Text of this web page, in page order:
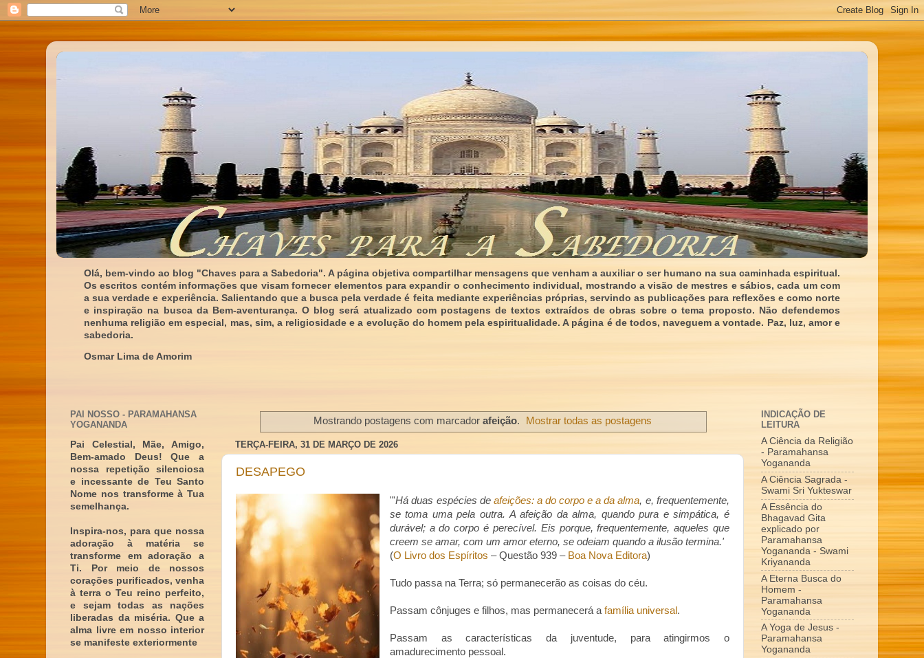
Olá, bem-vindo ao blog "Chaves para a Sabedoria". A página objetiva compartilhar mensagens que venham a auxiliar o ser humano na sua caminhada espiritual.
Os escritos contém informações que visam fornecer elementos para expandir o conhecimento individual, mostrando a visão de mestres e sábios, cada um com
a sua verdade e experiência. Salientando que a busca pela verdade é feita mediante experiências próprias, servindo as publicações para reflexões e como norte
e inspiração na busca da Bem-aventurança. O blog será atualizado com postagens de textos extraídos de obras sobre o tema proposto. Não defendemos
nenhuma religião em especial, mas, sim, a religiosidade e a evolução do homem pela espiritualidade. A página é de todos, naveguem a vontade. Paz, luz, amor e
sabedoria.
Osmar Lima de Amorim
Mostrando postagens com marcador afeição. Mostrar todas as postagens
TERÇA-FEIRA, 31 DE MARÇO DE 2026
DESAPEGO
"'Há duas espécies deafeições: a do corpo e a da alma, e, frequentemente,
se toma uma pela outra. A afeição da alma, quando pura e simpática, é
durável; a do corpo é perecível. Eis porque, frequentemente, aqueles que
creem se amar, com um amor eterno, se odeiam quando a ilusão termina.'
(O Livro dos Espíritos – Questão 939 – Boa Nova Editora)
Tudo passa na Terra; só permanecerão as coisas do céu.
Passam cônjuges e filhos, mas permanecerá a família universal .
Passam as características da juventude, para atingirmos o
amadurecimento pessoal.
PAI NOSSO - PARAMAHANSA
YOGANANDA
Pai Celestial, Mãe, Amigo,
Bem-amado Deus! Que a
nossa repetição silenciosa
e incessante de Teu Santo
Nome nos transforme à Tua
semelhança.
Inspira-nos, para que nossa
adoração à matéria se
transforme em adoração a
Ti. Por meio de nossos
corações purificados, venha
à terra o Teu reino perfeito,
e sejam todas as nações
liberadas da miséria. Que a
alma livre em nosso interior
se manifeste exteriormente
INDICAÇÃO DE
LEITURA
A Ciência da Religião
- Paramahansa
Yogananda
A Ciência Sagrada -
Swami Sri Yukteswar
A Essência do
Bhagavad Gita
explicado por
Paramahansa
Yogananda - Swami
Kriyananda
A Eterna Busca do
Homem -
Paramahansa
Yogananda
A Yoga de Jesus -
Paramahansa
Yogananda